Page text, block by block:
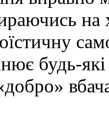
на
будь-